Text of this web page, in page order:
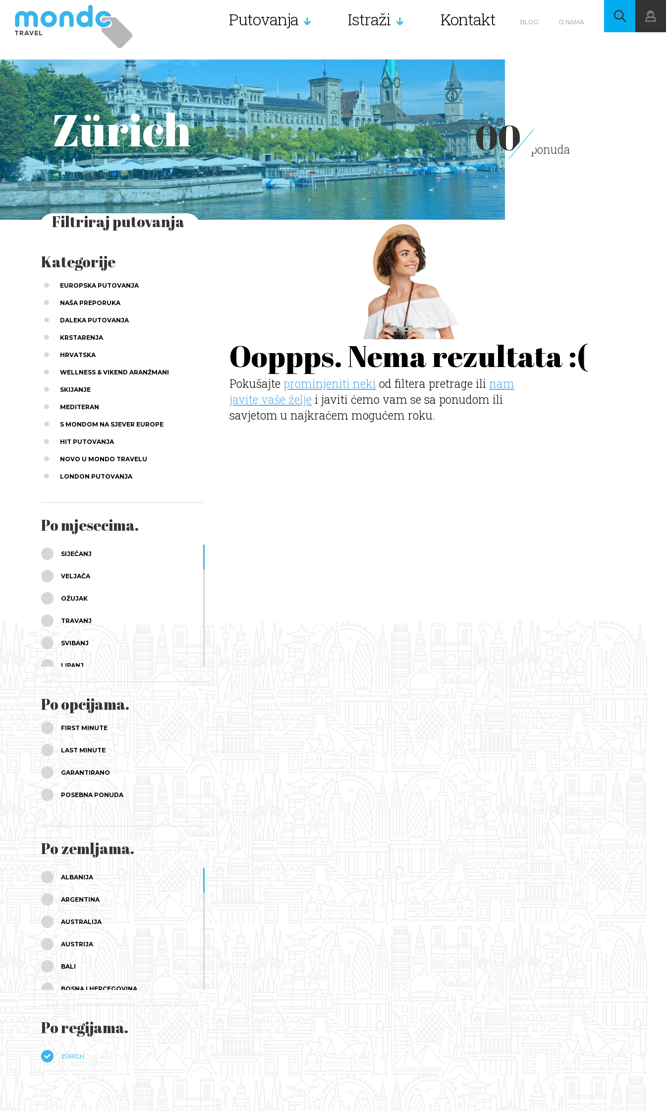
Putovanja Istraži Kontakt BLOG O NAMA
Zürich 00 ponuda
Filtriraj putovanja
Ooppps. Nema rezultata :(
Pokušajte prominjeniti neki od filtera pretrage ili nam
javite vaše želje i javiti ćemo vam se sa ponudom ili
savjetom u najkraćem mogućem roku.
Kategorije
EUROPSKA PUTOVANJA
NAŠA PREPORUKA
DALEKA PUTOVANJA
KRSTARENJA
HRVATSKA
WELLNESS & VIKEND ARANŽMANI
SKIJANJE
MEDITERAN
S MONDOM NA SJEVER EUROPE
HIT PUTOVANJA
NOVO U MONDO TRAVELU
LONDON PUTOVANJA
Po mjesecima.
SIJEČANJ
VELJAČA
OŽUJAK
TRAVANJ
SVIBANJ
LIPANJ
KOLOVOZ
RUJAN
LISTOPAD
STUDENI
PROSINAC
Po opcijama.
FIRST MINUTE
LAST MINUTE
GARANTIRANO
POSEBNA PONUDA
Po zemljama.
ALBANIJA
ARGENTINA
AUSTRALIJA
AUSTRIJA
BALI
BOSNA I HERCEGOVINA
BUGARSKA
ČEŠKA
Po regijama.
ZÜRICH